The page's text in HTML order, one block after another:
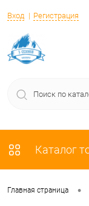
Вход Регистрация
Каталог
Главная страница •